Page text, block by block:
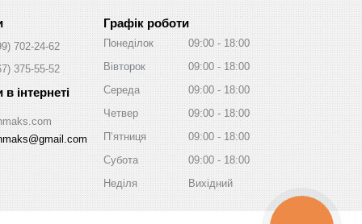
702-24-62
375-55-52
Графік роботи
Понеділок 09:00
18:00
Вівторок
09:00
18:00
Середа
09:00
18:00
Четвер
09:00
18:00
Пʼятниця
09:00
18:00
Субота
09:00
18:00
Неділя
Вихідний